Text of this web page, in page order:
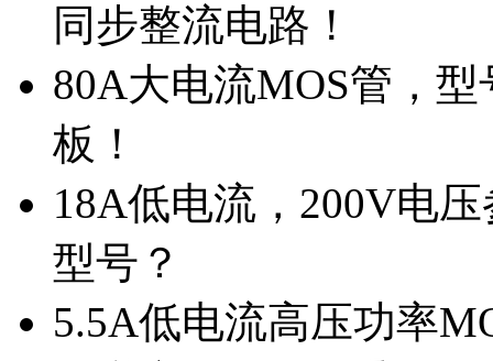
同步整流电路！
80A大电流MOS管，
板！
18A低电流，200V电
型号？
5.5A低电流高压功率